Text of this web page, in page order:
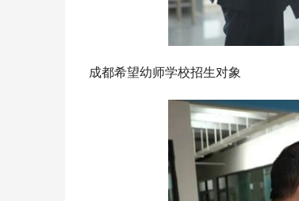
成都希望幼师学校招生对象